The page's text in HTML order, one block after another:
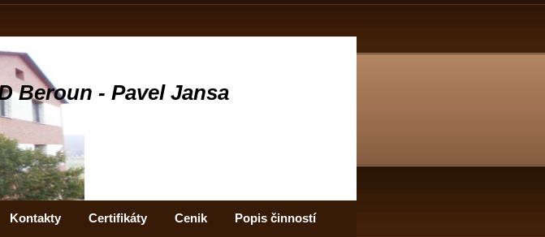
Beroun - Pavel Jansa
Kontakty Certifikáty Cenik
Popis činností